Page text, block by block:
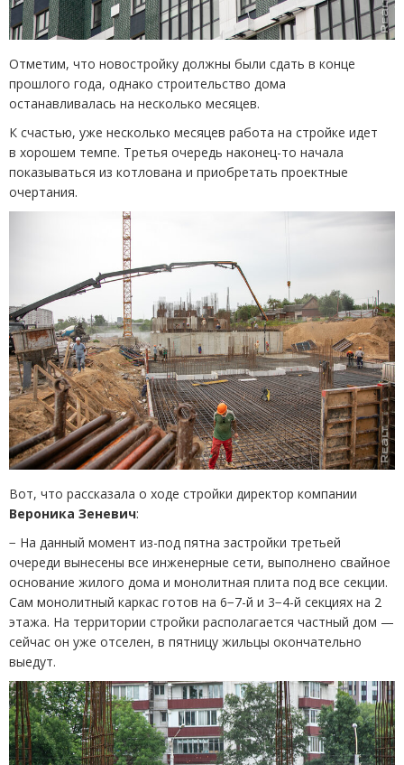
Отметим, что новостройку должны были сдать в конце
прошлого года, однако строительство дома
останавливалась на несколько месяцев.
К счастью, уже несколько месяцев работа на стройке идет
в хорошем темпе. Третья очередь наконец-то начала
показываться из котлована и приобретать проектные
очертания.
Вот, что рассказала о ходе стройки директор компании
Вероника Зеневич:
− На данный момент из-под пятна застройки третьей
очереди вынесены все инженерные сети, выполнено свайное
основание жилого дома и монолитная плита под все секции.
Сам монолитный каркас готов на 6−7-й и 3−4-й секциях на 2
этажа. На территории стройки располагается частный дом —
сейчас он уже отселен, в пятницу жильцы окончательно
выедут.